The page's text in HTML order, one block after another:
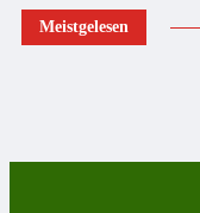
Meistgelesen